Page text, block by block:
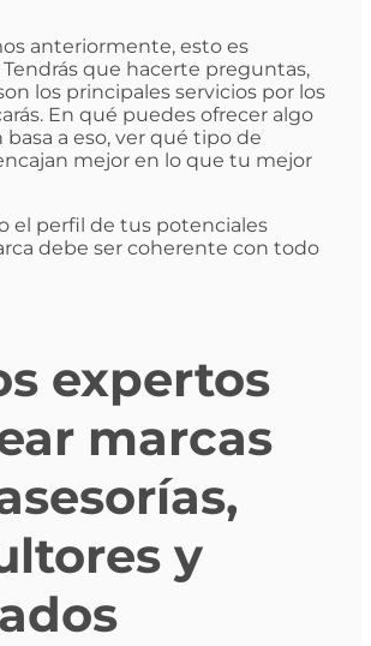
anteriormente, esto es
que hacerte preguntas,
los principales servicios por los
En qué puedes ofrecer algo
a eso, ver qué tipo de
mejor en lo que tu mejor
el perfil de tus potenciales
debe ser coherente con todo
expertos
marcas
y